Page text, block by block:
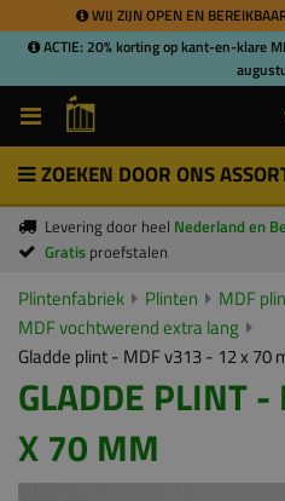
WIJ ZIJN OPEN EN
ACTIE: 20% korting op kant-en-klare
ZOEKEN DOOR ONS
Levering door heel Nederland en
Gratis proefstalen
Plintenfabriek Plinten
MDF
MDF vochtwerend extra lang
Gladde plint - MDF v313 - 12 x 70
GLADDE PLINT
X 70 MM